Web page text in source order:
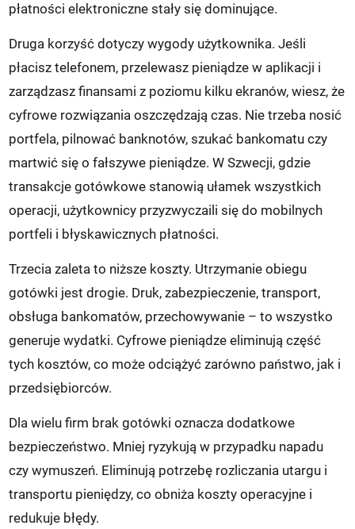
płatności elektroniczne stały się dominujące.
Druga korzyść dotyczy wygody użytkownika. Jeśli
płacisz telefonem, przelewasz pieniądze w aplikacji i
zarządzasz finansami z poziomu kilku ekranów, wiesz, że
cyfrowe rozwiązania oszczędzają czas. Nie trzeba nosić
portfela, pilnować banknotów, szukać bankomatu czy
martwić się o fałszywe pieniądze. W Szwecji, gdzie
transakcje gotówkowe stanowią ułamek wszystkich
operacji, użytkownicy przyzwyczaili się do mobilnych
portfeli i błyskawicznych płatności.
Trzecia zaleta to niższe koszty. Utrzymanie obiegu
gotówki jest drogie. Druk, zabezpieczenie, transport,
obsługa bankomatów, przechowywanie – to wszystko
generuje wydatki. Cyfrowe pieniądze eliminują część
tych kosztów, co może odciążyć zarówno państwo, jak i
przedsiębiorców.
Dla wielu firm brak gotówki oznacza dodatkowe
bezpieczeństwo. Mniej ryzykują w przypadku napadu
czy wymuszeń. Eliminują potrzebę rozliczania utargu i
transportu pieniędzy, co obniża koszty operacyjne i
redukuje błędy.